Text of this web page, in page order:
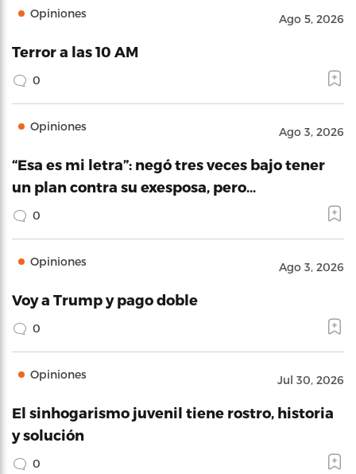
Opiniones Ago 5, 2026
Terror a las 10 AM
0
Opiniones Ago 3, 2026
“Esa es mi letra”: negó tres veces bajo tener
un plan contra su exesposa, pero…
0
Opiniones Ago 3, 2026
Voy a Trump y pago doble
0
Opiniones Jul 30, 2026
El sinhogarismo juvenil tiene rostro, historia
y solución
0